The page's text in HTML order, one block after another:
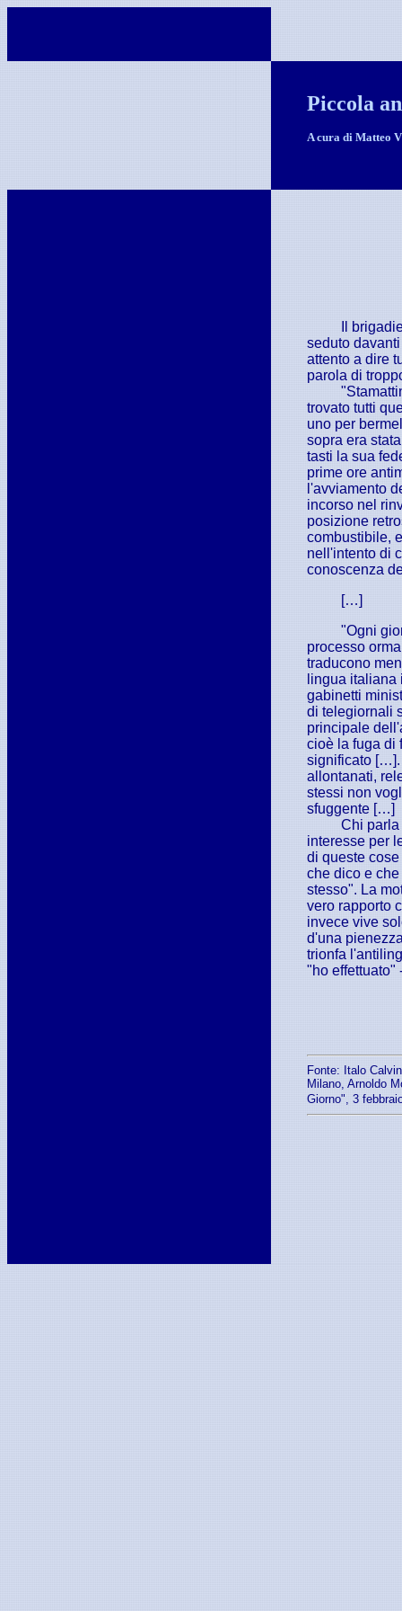
Piccola
A cura di Matteo
Il
seduto
attento a dire
parola di
trovato tutti
uno per
sopra era
tasti la sua
prime ore
l'avviamento
incorso nel
posizione
combustibile,
nell'intento di
conoscenza
[…]
"Ogni
processo
traducono
lingua
gabinetti
di telegiornali
principale
cioè la fuga di
significato […].
allontanati,
stessi non
sfuggente […]
Chi parla
interesse per
di queste
che dico e
stesso". La
vero rapporto
invece vive
d'una
trionfa
"ho effettuato"
Fonte: Italo
Milano, Arnoldo
Giorno", 3